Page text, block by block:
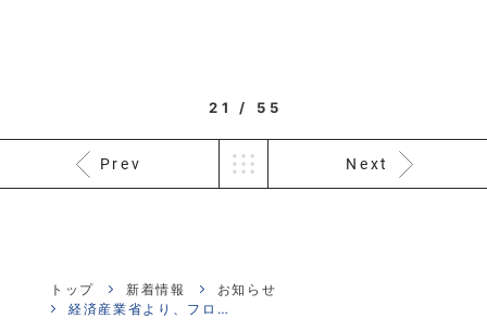
21 / 55
Prev Next
トップ 新着情報
お知らせ
経済産業省より、フロン排出抑制法に基づく 「フロン類使用見通し」（案）が公...